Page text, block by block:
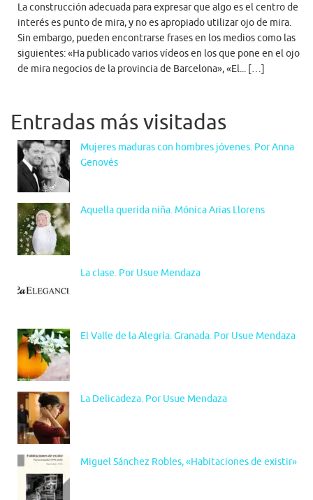
La construcción adecuada para expresar que algo es el centro de
interés es punto de mira, y no es apropiado utilizar ojo de mira.
Sin embargo, pueden encontrarse frases en los medios como las
siguientes: «Ha publicado varios vídeos en los que pone en el ojo
de mira negocios de la provincia de Barcelona», «El... […]
Entradas más visitadas
Mujeres maduras con hombres jóvenes. Por Anna
Genovés
Aquella querida niña. Mónica Arias Llorens
La clase. Por Usue Mendaza
El Valle de la Alegría. Granada. Por Usue Mendaza
La Delicadeza. Por Usue Mendaza
Miguel Sánchez Robles, «Habitaciones de existir»